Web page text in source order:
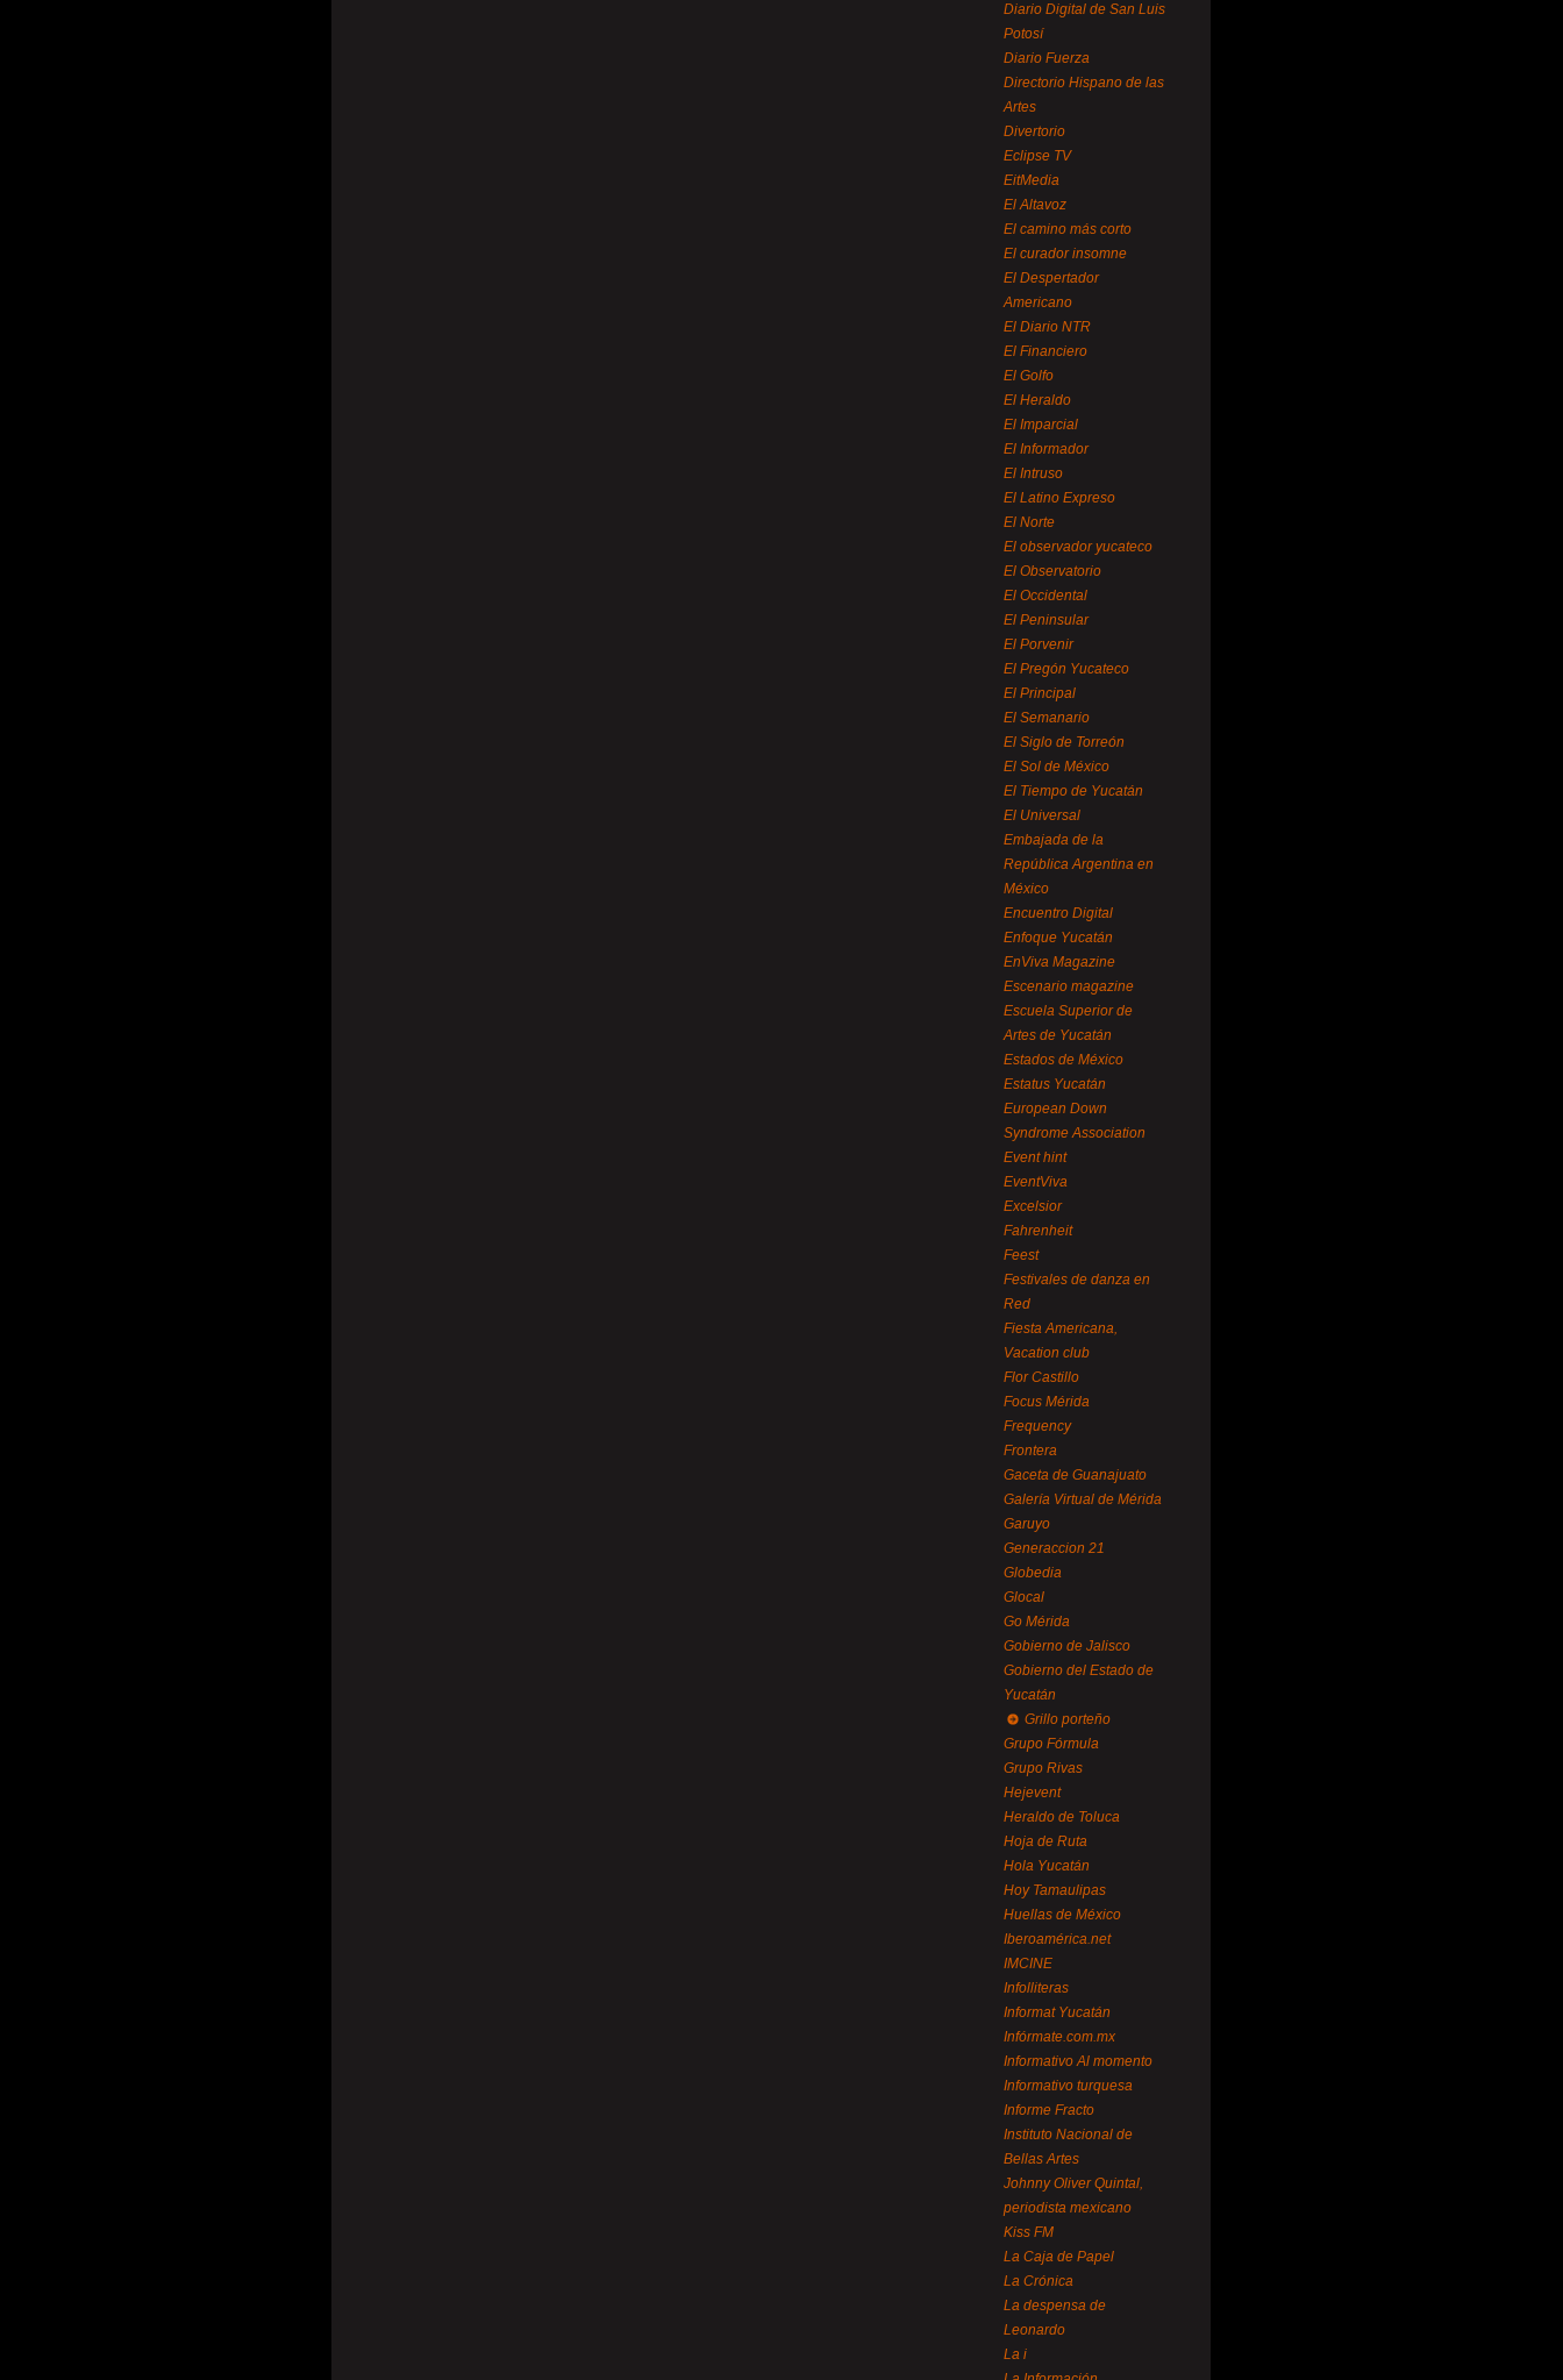
Diario Digital de San Luis
Potosí
Diario Fuerza
Directorio Hispano de las
Artes
Divertorio
Eclipse TV
EitMedia
El Altavoz
El camino más corto
El curador insomne
El Despertador
Americano
El Diario NTR
El Financiero
El Golfo
El Heraldo
El Imparcial
El Informador
El Intruso
El Latino Expreso
El Norte
El observador yucateco
El Observatorio
El Occidental
El Peninsular
El Porvenir
El Pregón Yucateco
El Principal
El Semanario
El Siglo de Torreón
El Sol de México
El Tiempo de Yucatán
El Universal
Embajada de la
República Argentina en
México
Encuentro Digital
Enfoque Yucatán
EnViva Magazine
Escenario magazine
Escuela Superior de
Artes de Yucatán
Estados de México
Estatus Yucatán
European Down
Syndrome Association
Event hint
EventViva
Excelsior
Fahrenheit
Feest
Festivales de danza en
Red
Fiesta Americana,
Vacation club
Flor Castillo
Focus Mérida
Frequency
Frontera
Gaceta de Guanajuato
Galería Virtual de Mérida
Garuyo
Generaccion 21
Globedia
Glocal
Go Mérida
Gobierno de Jalisco
Gobierno del Estado de
Yucatán
Grillo porteño
Grupo Fórmula
Grupo Rivas
Hejevent
Heraldo de Toluca
Hoja de Ruta
Hola Yucatán
Hoy Tamaulipas
Huellas de México
Iberoamérica.net
IMCINE
Infolliteras
Informat Yucatán
Infórmate.com.mx
Informativo Al momento
Informativo turquesa
Informe Fracto
Instituto Nacional de
Bellas Artes
Johnny Oliver Quintal,
periodista mexicano
Kiss FM
La Caja de Papel
La Crónica
La despensa de
Leonardo
La i